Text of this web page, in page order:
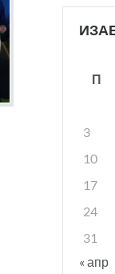
П
3
10
17
24
31
« апр